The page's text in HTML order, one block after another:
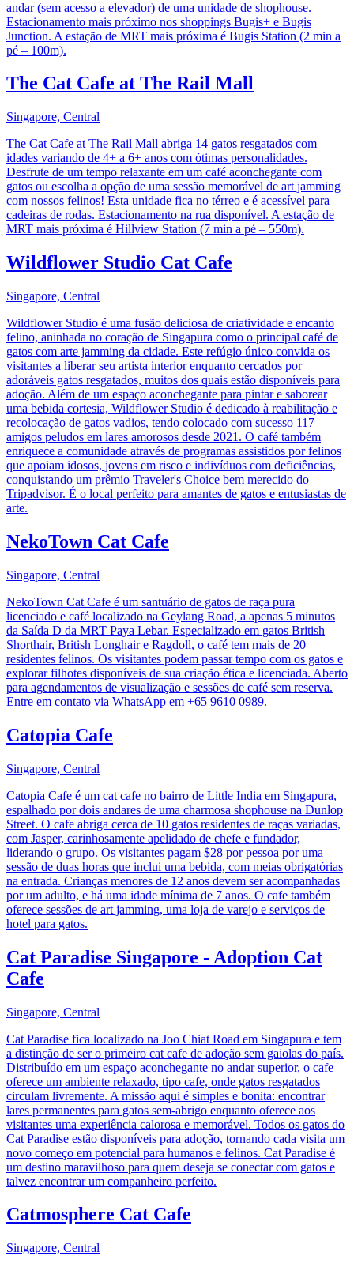
andar (sem acesso a elevador) de uma unidade de shophouse.
Estacionamento mais próximo nos shoppings Bugis+ e Bugis
Junction. A estação de MRT mais próxima é Bugis Station (2 min a
pé – 100m).
The Cat Cafe at The Rail Mall
Singapore, Central
The Cat Cafe at The Rail Mall abriga 14 gatos resgatados com
idades variando de 4+ a 6+ anos com ótimas personalidades.
Desfrute de um tempo relaxante em um café aconchegante com
gatos ou escolha a opção de uma sessão memorável de art jamming
com nossos felinos! Esta unidade fica no térreo e é acessível para
cadeiras de rodas. Estacionamento na rua disponível. A estação de
MRT mais próxima é Hillview Station (7 min a pé – 550m).
Wildflower Studio Cat Cafe
Singapore, Central
Wildflower Studio é uma fusão deliciosa de criatividade e encanto
felino, aninhada no coração de Singapura como o principal café de
gatos com arte jamming da cidade. Este refúgio único convida os
visitantes a liberar seu artista interior enquanto cercados por
adoráveis gatos resgatados, muitos dos quais estão disponíveis para
adoção. Além de um espaço aconchegante para pintar e saborear
uma bebida cortesia, Wildflower Studio é dedicado à reabilitação e
recolocação de gatos vadios, tendo colocado com sucesso 117
amigos peludos em lares amorosos desde 2021. O café também
enriquece a comunidade através de programas assistidos por felinos
que apoiam idosos, jovens em risco e indivíduos com deficiências,
conquistando um prêmio Traveler's Choice bem merecido do
Tripadvisor. É o local perfeito para amantes de gatos e entusiastas de
arte.
NekoTown Cat Cafe
Singapore, Central
NekoTown Cat Cafe é um santuário de gatos de raça pura
licenciado e café localizado na Geylang Road, a apenas 5 minutos
da Saída D da MRT Paya Lebar. Especializado em gatos British
Shorthair, British Longhair e Ragdoll, o café tem mais de 20
residentes felinos. Os visitantes podem passar tempo com os gatos e
explorar filhotes disponíveis de sua criação ética e licenciada. Aberto
para agendamentos de visualização e sessões de café sem reserva.
Entre em contato via WhatsApp em +65 9610 0989.
Catopia Cafe
Singapore, Central
Catopia Cafe é um cat cafe no bairro de Little India em Singapura,
espalhado por dois andares de uma charmosa shophouse na Dunlop
Street. O cafe abriga cerca de 10 gatos residentes de raças variadas,
com Jasper, carinhosamente apelidado de chefe e fundador,
liderando o grupo. Os visitantes pagam $28 por pessoa por uma
sessão de duas horas que inclui uma bebida, com meias obrigatórias
na entrada. Crianças menores de 12 anos devem ser acompanhadas
por um adulto, e há uma idade mínima de 7 anos. O cafe também
oferece sessões de art jamming, uma loja de varejo e serviços de
hotel para gatos.
Cat Paradise Singapore - Adoption Cat
Cafe
Singapore, Central
Cat Paradise fica localizado na Joo Chiat Road em Singapura e tem
a distinção de ser o primeiro cat cafe de adoção sem gaiolas do país.
Distribuído em um espaço aconchegante no andar superior, o cafe
oferece um ambiente relaxado, tipo cafe, onde gatos resgatados
circulam livremente. A missão aqui é simples e bonita: encontrar
lares permanentes para gatos sem-abrigo enquanto oferece aos
visitantes uma experiência calorosa e memorável. Todos os gatos do
Cat Paradise estão disponíveis para adoção, tornando cada visita um
novo começo em potencial para humanos e felinos. Cat Paradise é
um destino maravilhoso para quem deseja se conectar com gatos e
talvez encontrar um companheiro perfeito.
Catmosphere Cat Cafe
Singapore, Central